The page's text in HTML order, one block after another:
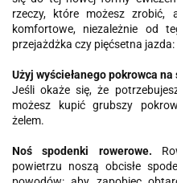
rzeczy, które możesz zrobić,
komfortowe, niezależnie od
przejażdżka czy pięćsetna jazda:
Użyj wyściełanego pokrowca
Jeśli okaże się, że
możesz kupić grubszy
żelem.
Noś spodenki rowerowe.
powietrzu noszą obcisłe